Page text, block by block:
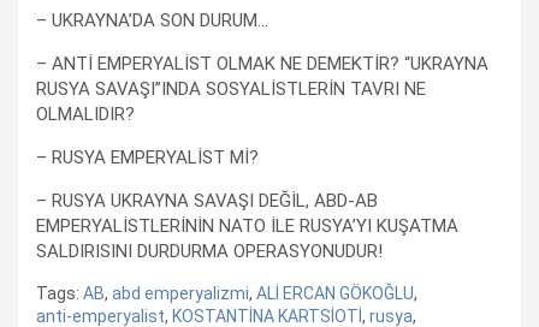
– UKRAYNA’DA SON DURUM…
– ANTİ EMPERYALİST OLMAK NE DEMEKTİR? “UKRAYNA
RUSYA SAVAŞI”INDA SOSYALİSTLERİN TAVRI NE
OLMALIDIR?
– RUSYA EMPERYALİST Mİ?
– RUSYA UKRAYNA SAVAŞI DEĞİL, ABD-AB
EMPERYALİSTLERİNİN NATO İLE RUSYA’YI KUŞATMA
SALDIRISINI DURDURMA OPERASYONUDUR!
Tags: AB, abd emperyalizmi, ALİ ERCAN GÖKOĞLU,
anti-emperyalist, KOSTANTİNA KARTSİOTİ , rusya,